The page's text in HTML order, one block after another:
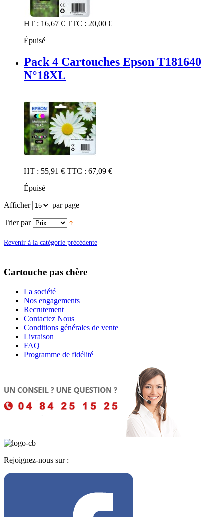
HT : 16,67 € TTC : 20,00 €
Épuisé
Pack 4 Cartouches Epson T181640
N°18XL
HT : 55,91 € TTC : 67,09 €
Épuisé
Afficher
par page
Trier par
Revenir à la catégorie précédente
Cartouche pas chère
La société
Nos engagements
Recrutement
Contactez Nous
Conditions générales de vente
Livraison
FAQ
Programme de fidélité
Rejoignez-nous sur :